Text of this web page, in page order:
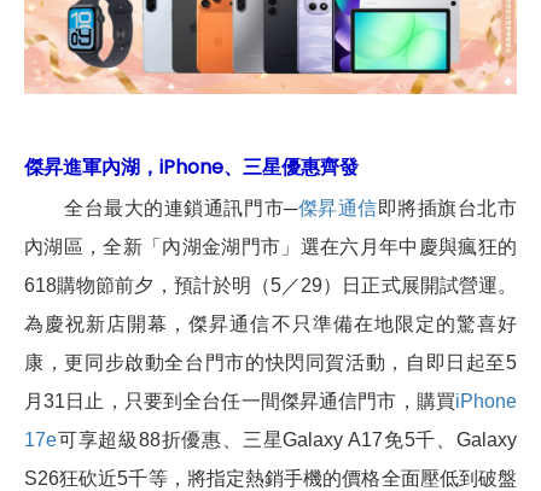
傑昇進軍內湖，iPhone、三星優惠齊發
全台最大的連鎖通訊門市─傑昇通信即將插旗台北市
內湖區，全新「內湖金湖門市」選在六月年中慶與瘋狂的
618購物節前夕，預計於明（5／29）日正式展開試營運。
為慶祝新店開幕，傑昇通信不只準備在地限定的驚喜好
康，更同步啟動全台門市的快閃同賀活動，自即日起至5
月31日止，只要到全台任一間傑昇通信門市，購買iPhone
17e可享超級88折優惠、三星Galaxy A17免5千、Galaxy
S26狂砍近5千等，將指定熱銷手機的價格全面壓低到破盤